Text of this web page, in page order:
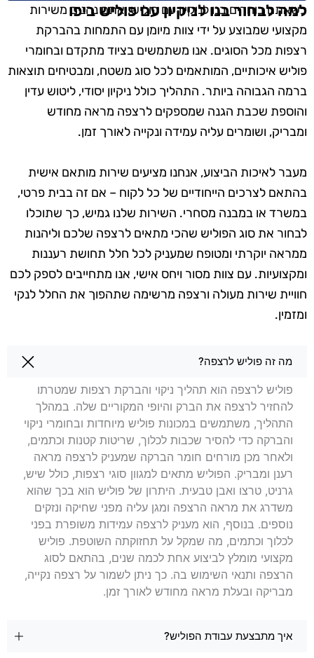
למה לבחור בנו לניקיון עם פוליש ביפו
כשאתם בוחרים בנו לניקיון עם פוליש, אתם נהנים משירות
מקצועי שמבוצע על ידי צוות מיומן עם התמחות בהברקת
רצפות מכל הסוגים. אנו משתמשים בציוד מתקדם ובחומרי
פוליש איכותיים, המותאמים לכל סוג משטח, ומבטיחים תוצאות
ברמה הגבוהה ביותר. התהליך כולל ניקיון יסודי, ליטוש עדין
והוספת שכבת הגנה שמספקים לרצפה מראה מחודש
ומבריק, ושומרים עליה עמידה ונקייה לאורך זמן.
מעבר לאיכות הביצוע, אנחנו מציעים שירות מותאם אישית
בהתאם לצרכים הייחודיים של כל לקוח – אם זה בבית פרטי,
במשרד או במבנה מסחרי. השירות שלנו גמיש, כך שתוכלו
לבחור את סוג הפוליש שהכי מתאים לרצפה שלכם וליהנות
ממראה יוקרתי ומטופח שמעניק לכל חלל תחושת רעננות
ומקצועיות. עם צוות מסור ויחס אישי, אנו מתחייבים לספק לכם
חוויית שירות מעולה ורצפה מרשימה שתהפוך את החלל לנקי
ומזמין.
שאלות בנושא פוליש לרצפה ביפו
מה זה פוליש לרצפה?
פוליש לרצפה הוא תהליך ניקוי והברקת רצפות שמטרתו
להחזיר לרצפה את הברק והיופי המקוריים שלה. במהלך
התהליך, משתמשים במכונות פוליש מיוחדות ובחומרי ניקוי
והברקה כדי להסיר שכבות לכלוך, שריטות קטנות וכתמים,
ולאחר מכן מורחים חומר הברקה שמעניק לרצפה מראה
רענן ומבריק. הפוליש מתאים למגוון סוגי רצפות, כולל שיש,
גרניט, טרצו ואבן טבעית. היתרון של פוליש הוא בכך שהוא
משדרג את מראה הרצפה ומגן עליה מפני שחיקה ונזקים
נוספים. בנוסף, הוא מעניק לרצפה עמידות משופרת בפני
לכלוך וכתמים, מה שמקל על תחזוקתה השוטפת. פוליש
מקצועי מומלץ לביצוע אחת לכמה שנים, בהתאם לסוג
הרצפה ותנאי השימוש בה. כך ניתן לשמור על רצפה נקייה,
מבריקה ובעלת מראה מחודש לאורך זמן.
איך מתבצעת עבודת הפוליש?